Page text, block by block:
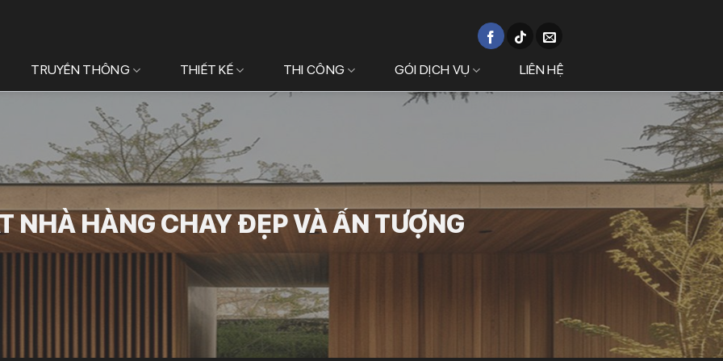
TRUYỀN THÔNG THIẾT KẾ THI CÔNG GÓI DỊCH VỤ LIÊN HỆ
NHÀ HÀNG CHAY ĐẸP VÀ ẤN TƯỢNG